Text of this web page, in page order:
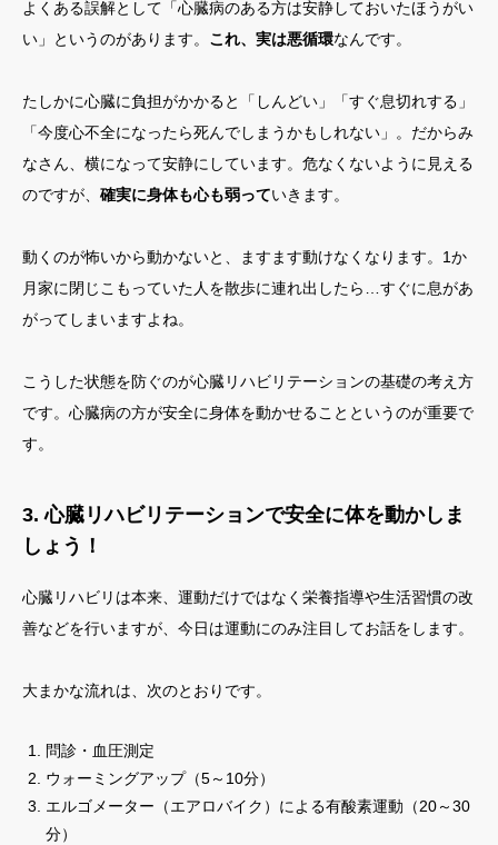
よくある誤解として「心臓病のある方は安静しておいたほうがい
い」というのがあります。 これ、実は悪循環なんです。
たしかに心臓に負担がかかると「しんどい」「すぐ息切れする」
「今度心不全になったら死んでしまうかもしれない」。だからみ
なさん、横になって安静にしています。危なくないように見える
のですが、 確実に身体も心も弱っていきます。
動くのが怖いから動かないと、ますます動けなくなります。1か
月家に閉じこもっていた人を散歩に連れ出したら…すぐに息があ
がってしまいますよね。
こうした状態を防ぐのが心臓リハビリテーションの基礎の考え方
です。心臓病の方が安全に身体を動かせることというのが重要で
す。
3. 心臓リハビリテーションで安全に体を動かしま
しょう！
心臓リハビリは本来、運動だけではなく栄養指導や生活習慣の改
善などを行いますが、今日は運動にのみ注目してお話をします。
大まかな流れは、次のとおりです。
問診・血圧測定
ウォーミングアップ（5～10分）
エルゴメーター（エアロバイク）による有酸素運動（20～30
分）